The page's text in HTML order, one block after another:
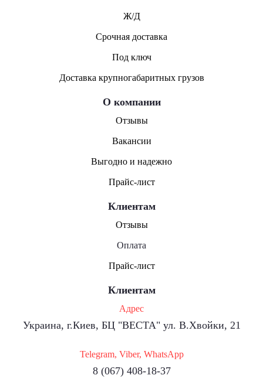
Ж/Д
Срочная доставка
Под ключ
Доставка крупногабаритных грузов
О компании
Отзывы
Вакансии
Выгодно и надежно
Прайс-лист
Клиентам
Отзывы
Оплата
Прайс-лист
Клиентам
Адрес
Украина, г.Киев, БЦ "ВЕСТА" ул. В.Хвойки, 21
Telegram, Viber, WhatsApp
8 (067) 408-18-37